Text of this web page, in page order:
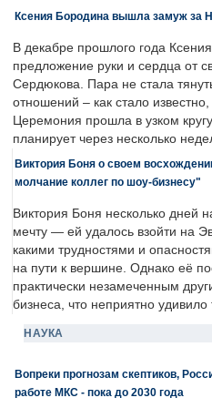
Ксения Бородина вышла замуж за
В декабре прошлого года
предложение руки и сердца от
Сердюкова. Пара не стала
отношений – как стало
Церемония прошла в узком
планирует через несколько
Виктория Боня о своем
молчание коллег по шоу-бизнесу"
Виктория Боня несколько дней
мечту — ей удалось взойти на
какими трудностями и
на пути к вершине. Однако её
практически незамеченным
бизнеса, что неприятно удивило
НАУКА
Вопреки прогнозам скептиков,
работе МКС - пока до 2030 года